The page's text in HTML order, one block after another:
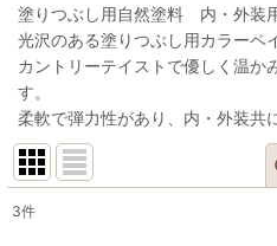
塗りつぶし用自然塗料 内・外装
光沢のある塗りつぶし用カラーペ
カントリーテイストで優しく温か
す。
柔軟で弾力性があり、内・外装共
3件